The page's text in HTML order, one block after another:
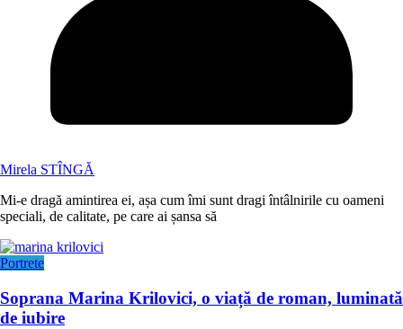
Mirela STÎNGĂ
Mi-e dragă amintirea ei, așa cum îmi sunt dragi întâlnirile cu oameni
speciali, de calitate, pe care ai șansa să
Portrete
Soprana Marina Krilovici, o viață de roman, luminată
de iubire